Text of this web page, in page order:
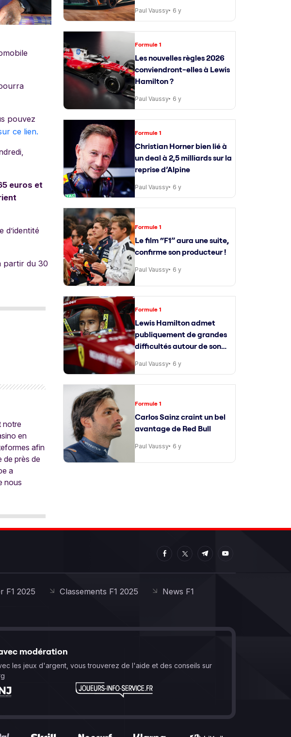
pouvez
ce lien.
euros et
d’identité
partir du 30
notre
en
afin
de près de
a
nous
Paul Vaussy 6 y
Formule 1
Les nouvelles règles 2026
conviendront-elles à Lewis
Hamilton ?
Paul Vaussy 6 y
Formule 1
Christian Horner bien lié à
un deal à 2,5 milliards sur la
reprise d’Alpine
Paul Vaussy 6 y
Formule 1
Le film “F1” aura une suite,
confirme son producteur !
Paul Vaussy 6 y
Formule 1
Lewis Hamilton admet
publiquement de grandes
difficultés autour de son
ingénieur de course
Paul Vaussy 6 y
Formule 1
Carlos Sainz craint un bel
avantage de Red Bull
Paul Vaussy 6 y
F1 2025 Classements F1 2025
News F1
modération
les jeux d'argent, vous trouverez de l'aide et des conseils sur